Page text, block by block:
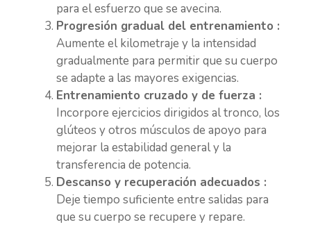
para el esfuerzo que se avecina.
Progresión gradual del entrenamiento :
Aumente el kilometraje y la intensidad
gradualmente para permitir que su cuerpo
se adapte a las mayores exigencias.
Entrenamiento cruzado y de fuerza :
Incorpore ejercicios dirigidos al tronco, los
glúteos y otros músculos de apoyo para
mejorar la estabilidad general y la
transferencia de potencia.
Descanso y recuperación adecuados :
Deje tiempo suficiente entre salidas para
que su cuerpo se recupere y repare.